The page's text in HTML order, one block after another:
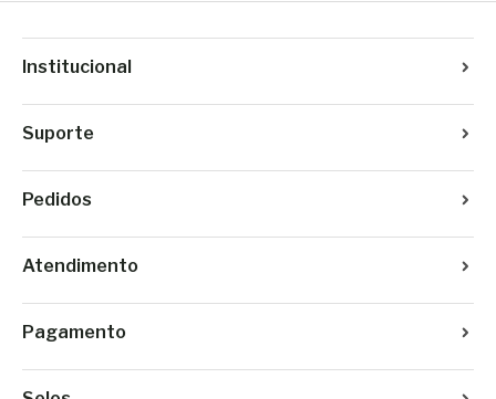
Institucional
Suporte
Pedidos
Atendimento
Pagamento